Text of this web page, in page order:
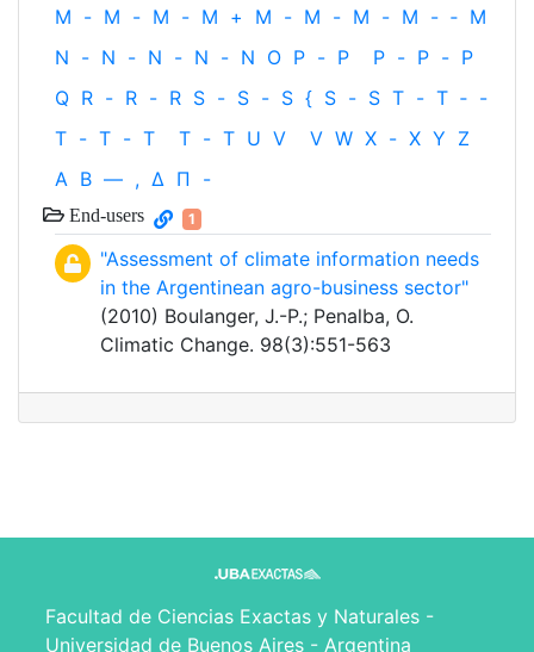
M - M - M - M + M - M - M - M - ‐ M
N - N - N - N - N O P - P P - P - P
Q R - R - R S - S - S { S - S T - T ‐ -
T - T - T T - T U V V W X - X Y Z
Α Β — , Δ Π -
End-users 1
"Assessment of climate information needs
in the Argentinean agro-business sector"
(2010) Boulanger, J.-P.; Penalba, O.
Climatic Change. 98(3):551-563
Facultad de Ciencias Exactas y Naturales -
Universidad de Buenos Aires - Argentina